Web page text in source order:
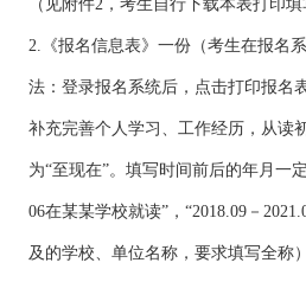
（见附件2，考生自行下载本表打印填
2.《报名信息表》一份（考生在报名
法：登录报名系统后，点击打印报名
补充完善个人学习、工作经历，从读
为“至现在”。填写时间前后的年月一
06在某某学校就读”，“2018.09－
及的学校、单位名称，要求填写全称）